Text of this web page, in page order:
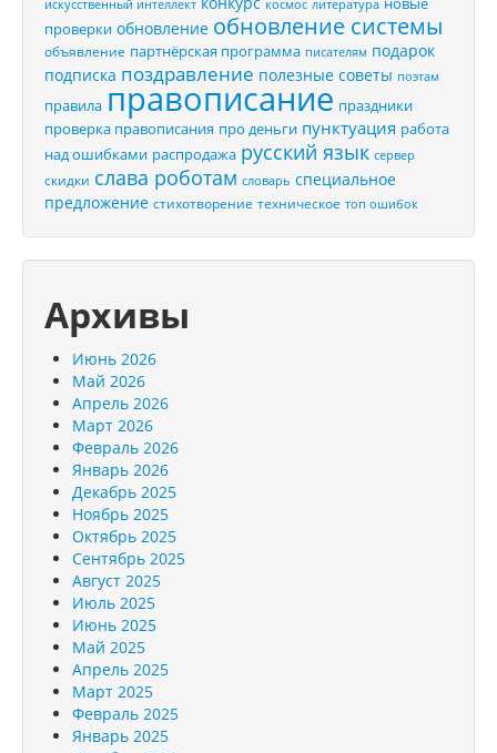
искусственный интеллект космос литература
проверки обновление обновление системы
объявление партнёрская программа писателям подарок
подписка поздравление полезные советы поэтам
правила правописание праздники
проверка правописания про деньги пунктуация работа
над ошибками распродажа русский язык сервер
скидки слава роботам словарь специальное
предложение стихотворение техническое топ ошибок
Архивы
Июнь 2026
Май 2026
Апрель 2026
Март 2026
Февраль 2026
Январь 2026
Декабрь 2025
Ноябрь 2025
Октябрь 2025
Сентябрь 2025
Август 2025
Июль 2025
Июнь 2025
Май 2025
Апрель 2025
Март 2025
Февраль 2025
Январь 2025